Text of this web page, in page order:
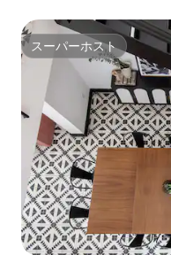
スーパーホスト
スーパーホスト